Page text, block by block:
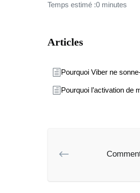
Temps estimé :0 minutes
Articles
Pourquoi Viber ne
Pourquoi l’activation de